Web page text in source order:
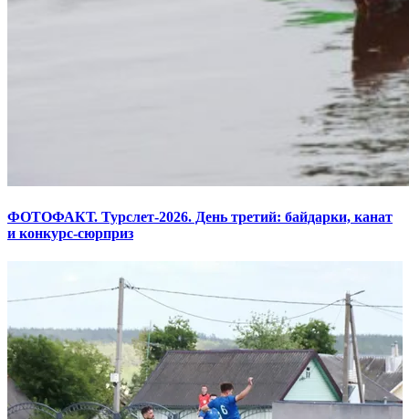
ФОТОФАКТ. Турслет-2026. День третий: байдарки, канат
и конкурс-сюрприз